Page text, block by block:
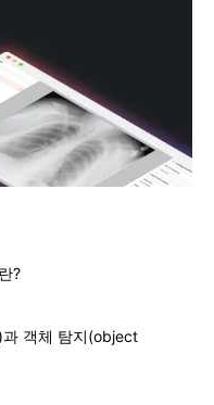
?
객체 탐지(object